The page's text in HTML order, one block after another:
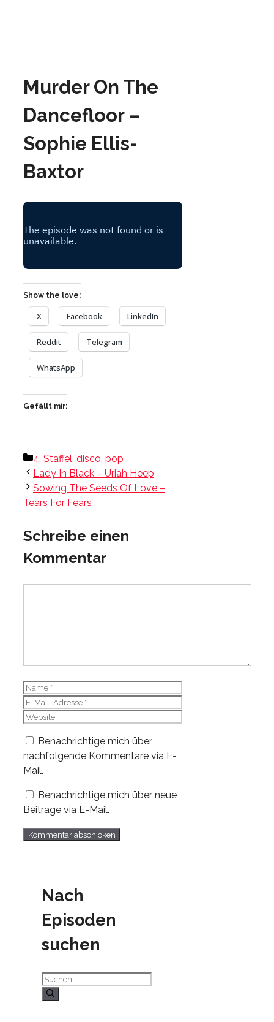
Murder On The
Dancefloor –
Sophie Ellis-
Baxtor
Show the love:
X Facebook LinkedIn
Reddit Telegram
WhatsApp
Gefällt mir:
Kategorien
4. Staffel, disco, pop
Lady In Black – Uriah Heep
Sowing The Seeds Of Love –
Tears For Fears
Schreibe einen
Kommentar
Name
E-
Mail-
Website
Benachrichtige mich über
nachfolgende Kommentare via E-
Mail.
Benachrichtige mich über neue
Beiträge via E-Mail.
Nach
Episoden
suchen
Suchen
nach: